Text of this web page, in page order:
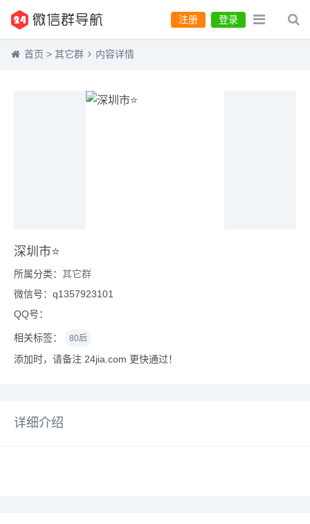
登录
注册
首页 > 其它群 内容详情
深圳市⭐️
所属分类： 其它群
微信号：q1357923101
QQ号：
相关标签： 80后
添加时，请备注 24jia.com 更快通过！
详细介绍